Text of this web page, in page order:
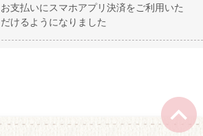
お支払いにスマホアプリ決済をご利用いた
だけるようになりました